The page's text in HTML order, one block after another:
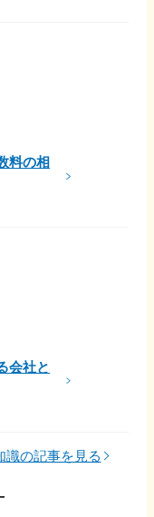
料の相
会社と
識の記事を見る